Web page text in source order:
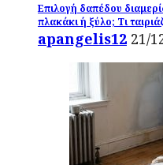
Επιλογή δαπέδου
πλακάκι ή ξύλο; Τι
apangelis12 21/